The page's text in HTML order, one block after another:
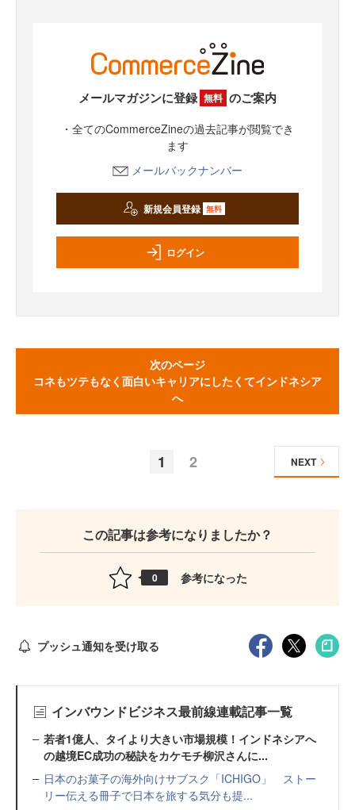
メールマガジンに登録 無料 のご案内
・全てのCommerceZineの過去記事が閲覧でき
ます
メールバックナンバー
新規会員登録 無料
ログイン
次のページ
コネもツテもなく面白いキャリアにしたくてインドネシア
へ
1 2 NEXT
この記事は参考になりましたか？
0 参考になった
プッシュ通知を受け取る
インバウンドビジネス最前線連載記事一覧
若者1億人、タイより大きい市場規模！インドネシアへ
の越境EC成功の秘訣をカケモチ柳沢さんに...
日本のお菓子の海外向けサブスク「ICHIGO」 ストー
リー伝える冊子で日本を旅する気分も提...